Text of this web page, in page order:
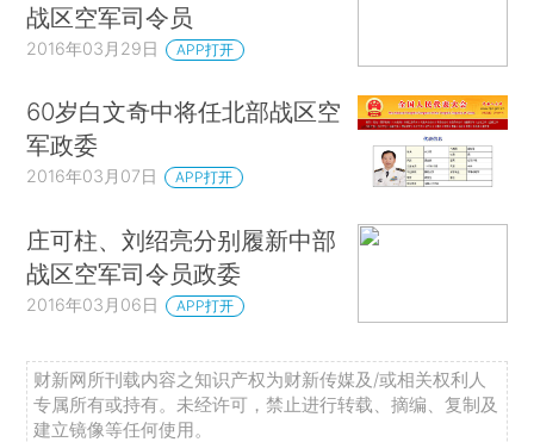
战区空军司令员
2016年03月29日 APP打开
60岁白文奇中将任北部战区空
军政委
2016年03月07日 APP打开
庄可柱、刘绍亮分别履新中部
战区空军司令员政委
2016年03月06日 APP打开
财新网所刊载内容之知识产权为财新传媒及/或相关权利人
专属所有或持有。未经许可，禁止进行转载、摘编、复制及
建立镜像等任何使用。